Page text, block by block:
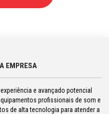
EMPRESA
e avançado potencial
profissionais de som e
de alta tecnologia para atender a